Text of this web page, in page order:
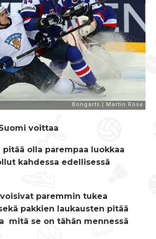
voittaa
olla parempaa luokkaa
kahdessa edellisessä
paremmin tukea
pakkien laukausten pitää
mitä se on tähän mennessä